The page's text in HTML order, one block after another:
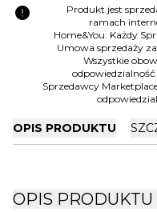
error
Produkt jest
ramach
Home&You. Każdy
Umowa sprzedaży
Wszystkie
Sprzedawcy
OPIS PRODUKTU
OPIS PRODUKTU